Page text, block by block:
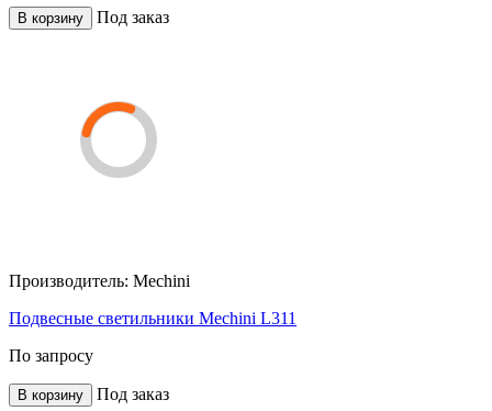
В корзину Под заказ
Производитель: Mechini
Подвесные светильники Mechini L311
По запросу
В корзину Под заказ